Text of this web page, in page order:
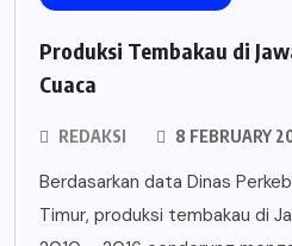
Produksi Tembakau di
Cuaca
REDAKSI 8 FEBRUARY
Berdasarkan data Dinas
Timur, produksi tembakau di